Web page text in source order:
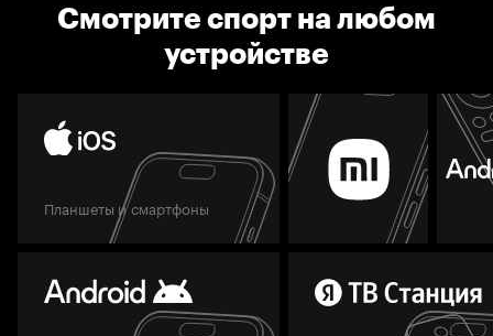
Смотрите спорт на любом
устройстве
Планшеты и смартфоны